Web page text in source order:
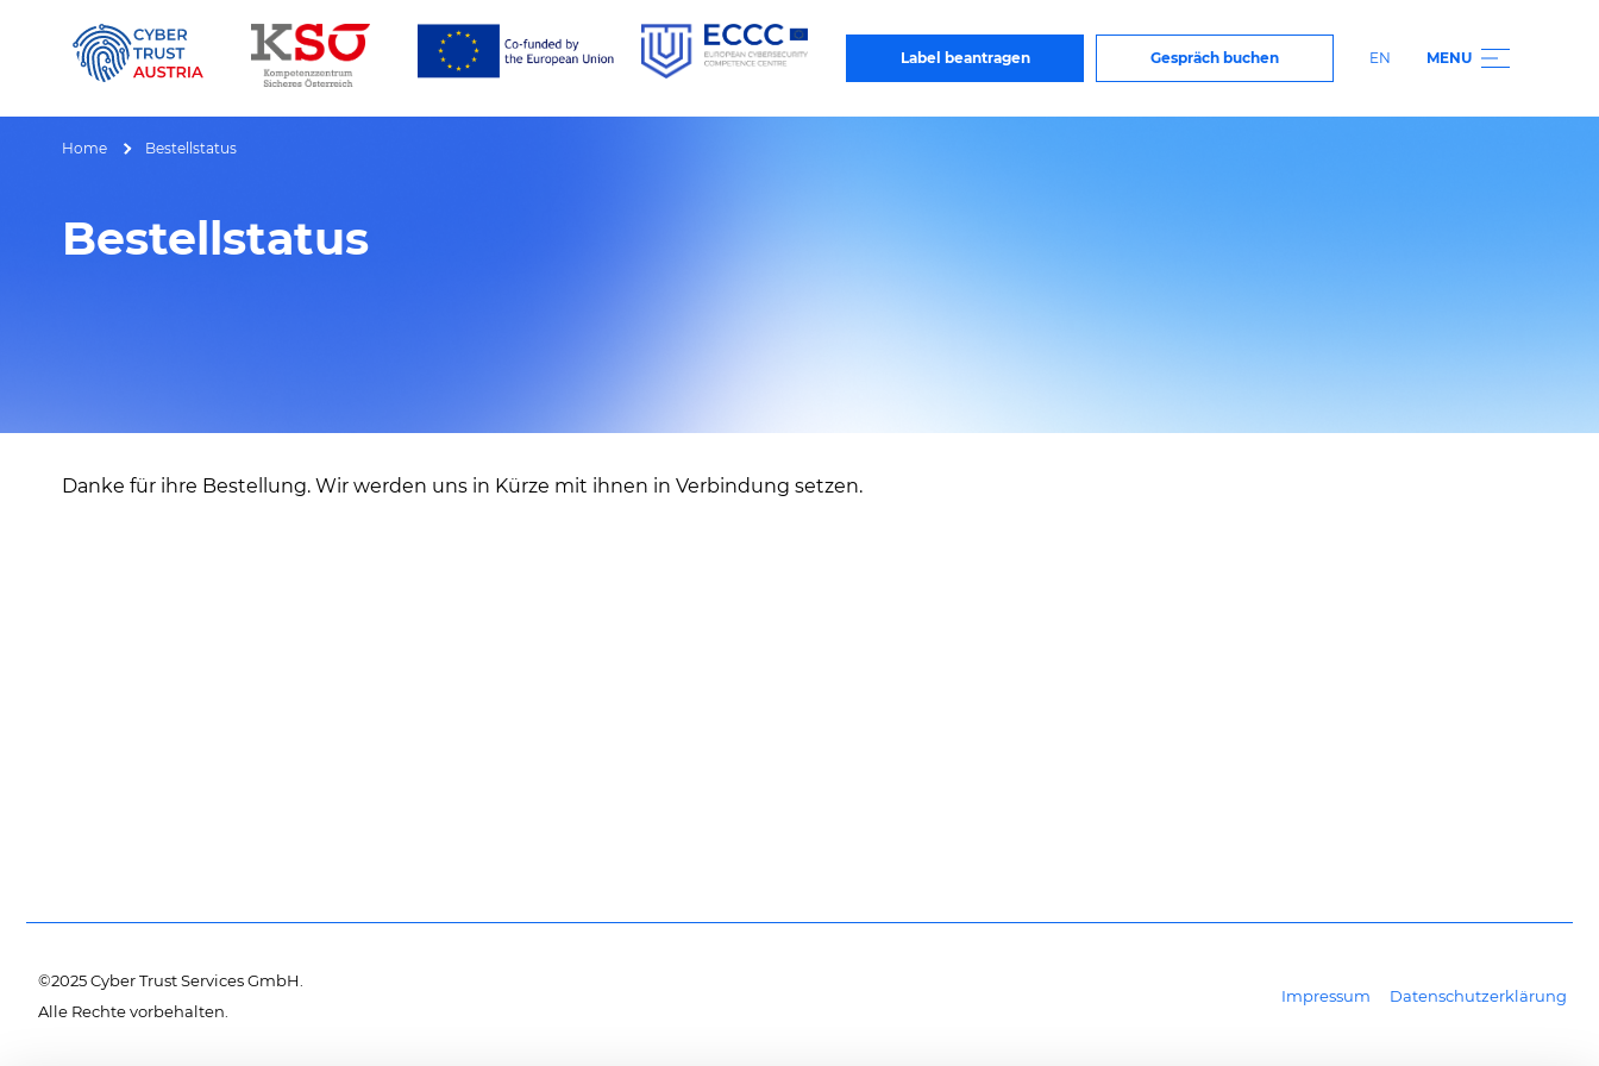
Label beantragen Gespräch buchen EN MENU
Alles über NIS 2 & DORA Cyber Trust Austria ®Platinum Label
Home Bestellstatus
Bestellstatus
Danke für ihre Bestellung. Wir werden uns in Kürze mit ihnen in Verbindung setzen.
©2025 Cyber Trust Services GmbH.
Alle Rechte vorbehalten.
Impressum Datenschutzerklärung